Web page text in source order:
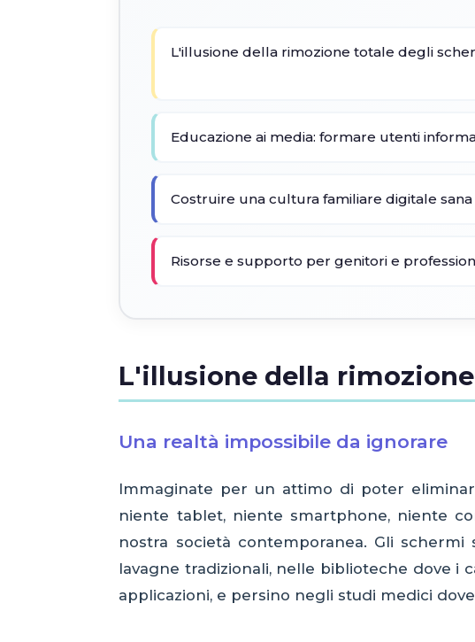
L'illusione della rimozione totale degli
Educazione ai media: formare utenti
Costruire una cultura familiare digitale sana
Risorse e supporto per genitori e
L'illusione della
Una realtà impossibile da ignorare
Immaginate per un attimo di poter
niente tablet, niente smartphone, niente
nostra società contemporanea. Gli
lavagne tradizionali, nelle biblioteche dove i
applicazioni, e persino negli studi medici